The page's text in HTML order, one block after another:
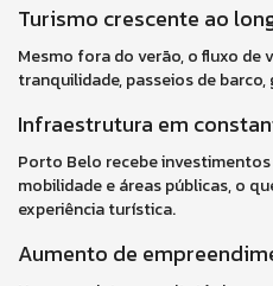
Turismo crescente ao
Mesmo fora do verão, o fluxo
tranquilidade, passeios de
Infraestrutura em
Porto Belo recebe
mobilidade e áreas públicas, o
experiência turística.
Aumento de